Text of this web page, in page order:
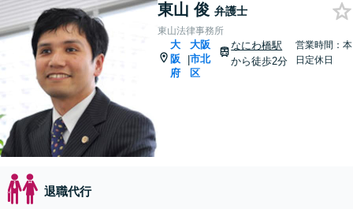
東山 俊 弁護士
東山法律事務所
大
阪
府
|
大阪
市北
区
なにわ橋駅
から徒歩2分
営業時間：本
日定休日
退職代行